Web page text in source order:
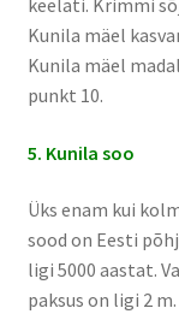
keelati. Krimmi
Kunila mäel
Kunila mäel
punkt 10.
5. Kunila soo
Üks enam kui
sood on Eesti
ligi 5000 aastat.
paksus on ligi 2 m.